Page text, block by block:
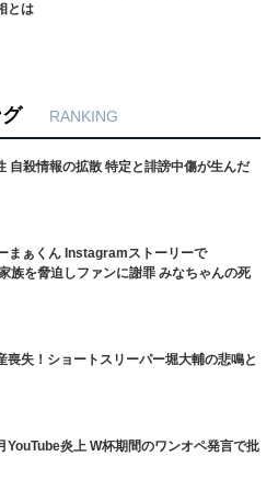
とは
RANKING
自殺情報の拡散 特定と誹謗中傷が生んだ
まぁくん Instagramストーリーで
族を脅迫しファンに謝罪 みなちゃんの死
喪失！ショートスリーパー堀大輔の悲鳴と
YouTube炎上 W杯期間のワンオペ発言で批